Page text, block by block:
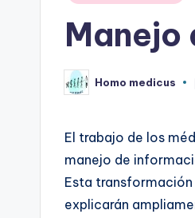
Manejo
Publicado
por
Homo medicus
El trabajo de los
manejo de
Esta
explicarán